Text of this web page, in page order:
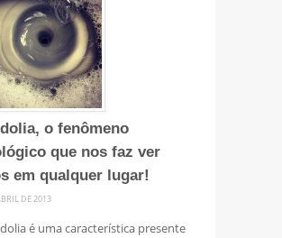
o fenômeno
que nos faz ver
em qualquer lugar!
DE 2013
é uma característica presente